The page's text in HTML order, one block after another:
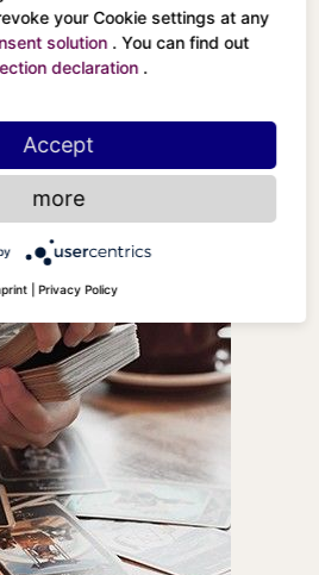
Das Gericht
Die Welt
your Cookie settings at any
solution . You can find out
declaration .
Accept
more
Privacy Policy